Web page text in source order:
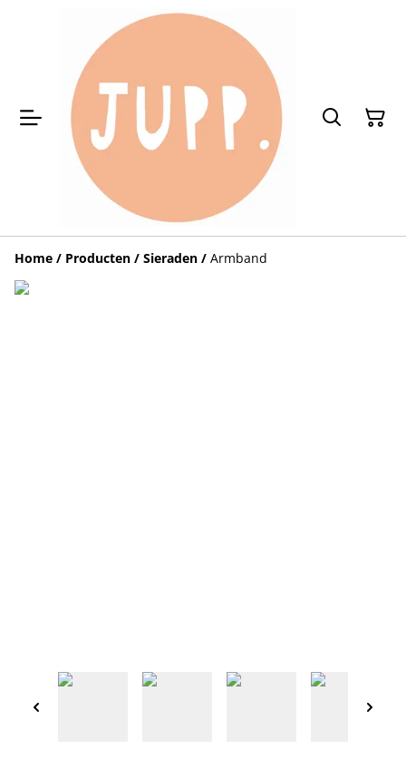
Home / Producten / Sieraden / Armband